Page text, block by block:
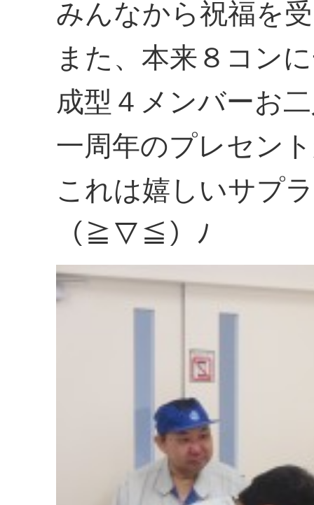
みんなから祝福を
また、本来８コン
成型４メンバーお
一周年のプレセン
これは嬉しいサプ
（≧▽≦）ﾉ